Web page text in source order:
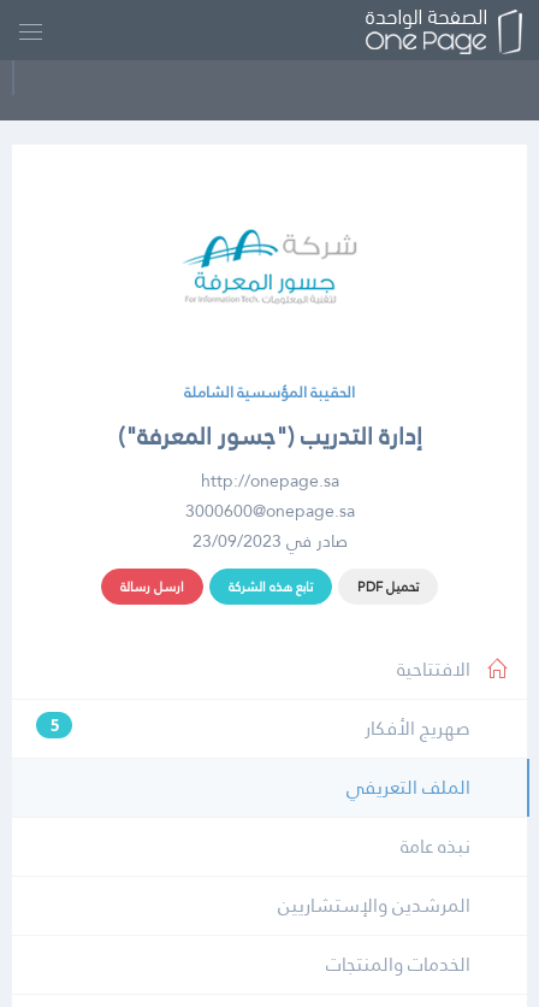
الحقيبة المؤسسية الشاملة
إدارة التدريب ("جسور المعرفة")
http://onepage.sa
3000600@onepage.sa
صادر في 23/09/2023
تحميل PDF تابع هذه الشركة ارسل رسالة
الافتتاحية
صهريج الأفكار
5
الملف التعريفي
نبذه عامة
المرشدين والإستشاريين
الخدمات والمنتجات